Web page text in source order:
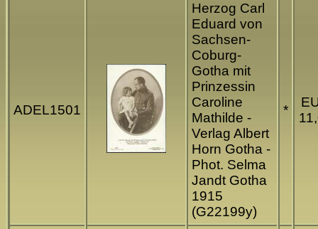
ADEL1501
Herzog Carl
Eduard von
Sachsen-
Coburg-
Gotha mit
Prinzessin
Caroline
Mathilde -
Verlag Albert
Horn Gotha -
Phot. Selma
Jandt Gotha
1915
(G22199y)
*